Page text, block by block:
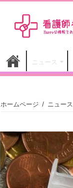
ニュース
ホームページ / ニュース